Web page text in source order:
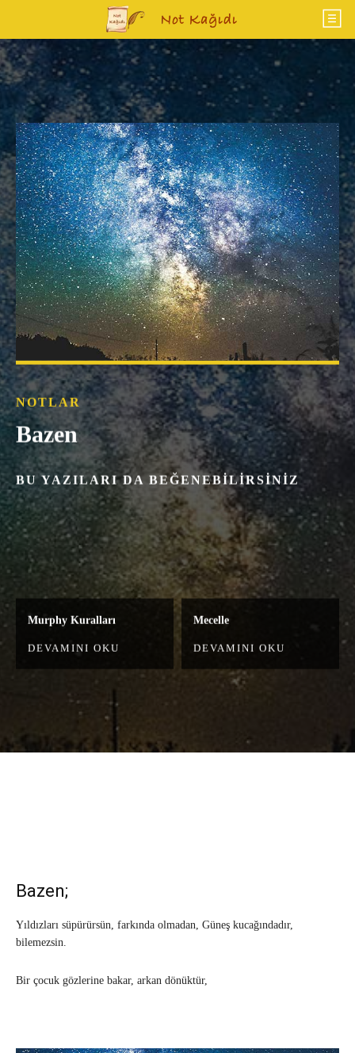
NOTLAR
Bazen
BU YAZILARI DA BEĞENEBILIRSINIZ
Murphy Kuralları
DEVAMINI OKU
Mecelle
DEVAMINI OKU
Bazen;
Yıldızları süpürürsün, farkında olmadan, Güneş kucağındadır,
bilemezsin.
Bir çocuk gözlerine bakar, arkan dönüktür,